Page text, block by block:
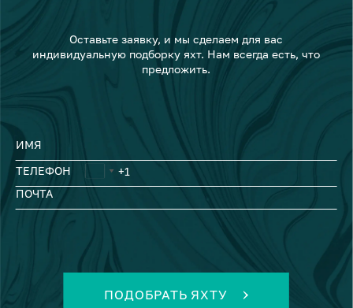
Оставьте заявку, и мы сделаем для вас
индивидуальную подборку яхт. Нам всегда есть, что
предложить.
ИМЯ
ТЕЛЕФОН
ПОЧТА
ПОДОБРАТЬ ЯХТУ